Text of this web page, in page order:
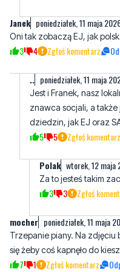
Janek poniedziałek, 11 maja
Oni tak zobaczą EJ, jak
3 4 Zgłoś komentarz
.. poniedziałek, 11 maja
Jest i Franek, nasz
znawca socjali, a
dziedzin, jak EJ oraz
5 5 Zgłoś komentarz
Polak wtorek, 12
Za to jesteś takim
3 3 Zgłoś
mocher poniedziałek, 11 maja
Trzepanie piany. Na zdjęciu
się żeby coś kapnęło do
7 1 Zgłoś komentarz